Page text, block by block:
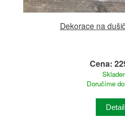
Dekorace na
Cena:
Doručíme
Detail